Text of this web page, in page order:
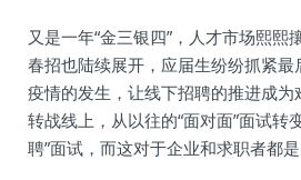
又是一年“金三银四”，人才市场熙熙
春招也陆续展开，应届生纷纷抓紧最
疫情的发生，让线下招聘的推进成
转战线上，从以往的“面对面”面试转
聘”面试，而这对于企业和求职者都是